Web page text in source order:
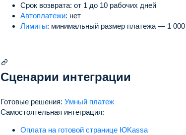
Срок возврата: от 1 до 10 рабочих дней
Автоплатежи: нет
Лимиты: минимальный размер платежа — 1
Сценарии интеграции
Готовые решения: Умный платеж
Самостоятельная интеграция:
Оплата на готовой странице ЮKassa